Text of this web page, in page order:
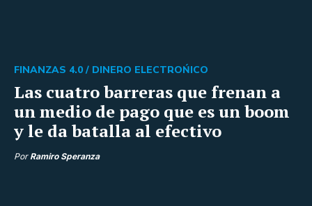
Las cuatro barreras que frenan a
un medio de pago que es un boom
y le da batalla al efectivo
FINANZAS 4.0 / DINERO ELECTROŃICO
Por Ramiro Speranza